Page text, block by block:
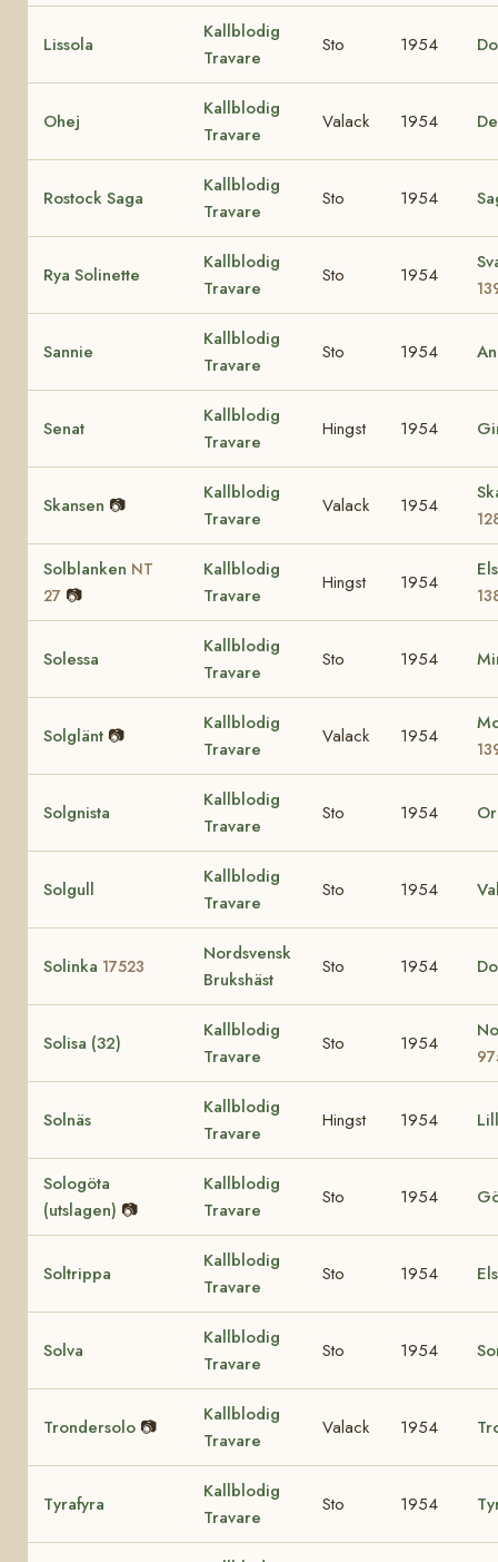
Lissola
Kallblodig
Travare
Sto 1954
Ohej
Kallblodig
Travare
Valack 1954
Rostock Saga
Kallblodig
Travare
Sto 1954
Rya Solinette
Kallblodig
Travare
Sto 1954
Sannie
Kallblodig
Travare
Sto 1954
Senat
Kallblodig
Travare
Hingst 1954
Skansen 📷
Kallblodig
Travare
Valack 1954
Solblanken NT
27 📷
Kallblodig
Travare
Hingst 1954
Solessa
Kallblodig
Travare
Sto 1954
Solglänt 📷
Kallblodig
Travare
Valack 1954
Solgnista
Kallblodig
Travare
Sto 1954
Solgull
Kallblodig
Travare
Sto 1954
Solinka 17523
Nordsvensk
Brukshäst
Sto 1954
Solisa (32)
Kallblodig
Travare
Sto 1954
Solnäs
Kallblodig
Travare
Hingst 1954
Sologöta
(utslagen) 📷
Kallblodig
Travare
Sto 1954
Soltrippa
Kallblodig
Travare
Sto 1954
Solva
Kallblodig
Travare
Sto 1954
Trondersolo 📷
Kallblodig
Travare
Valack 1954
Tyrafyra
Kallblodig
Travare
Sto 1954